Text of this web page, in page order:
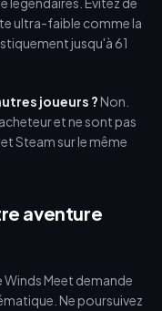
ultra-faible comme la
jusqu'à 61
joueurs ?Non.
et ne sont pas
Steam sur le même
aventure
Meet demande
Ne poursuivez